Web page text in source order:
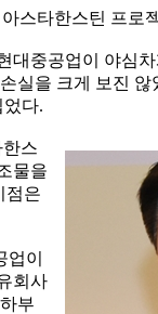
스타한스틴 프로
대중공업이 야심
실을 크게 보진
었다.
스
물을
점은
이
회사
부